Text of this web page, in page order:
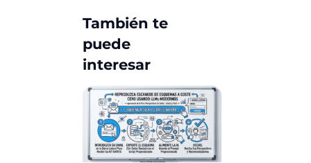
También te
puede
interesar